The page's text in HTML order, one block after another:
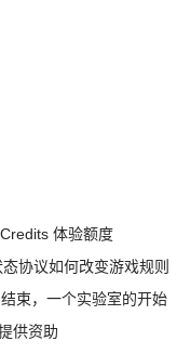
体验额度
协议如何改变游戏规则
束，一个实验室的开始
供资助